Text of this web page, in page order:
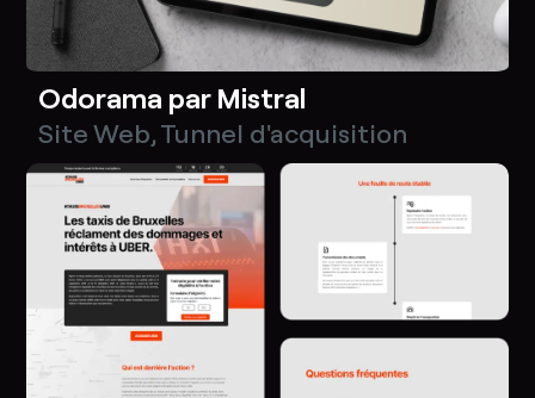
Odorama par Mistral
Site Web,Tunnel d'acquisition